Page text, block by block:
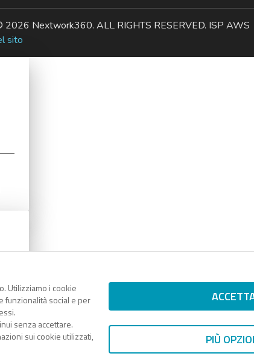
Utilizziamo i cookie
funzionalità social e per
senza accettare.
sui cookie utilizzati,
PIÙ
Nextwork360. ALL RIGHTS RESERVED. ISP AWS
sito